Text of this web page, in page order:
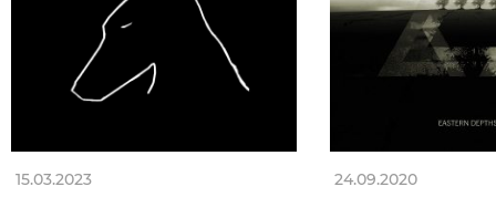
15.03.2023 24.09.2020